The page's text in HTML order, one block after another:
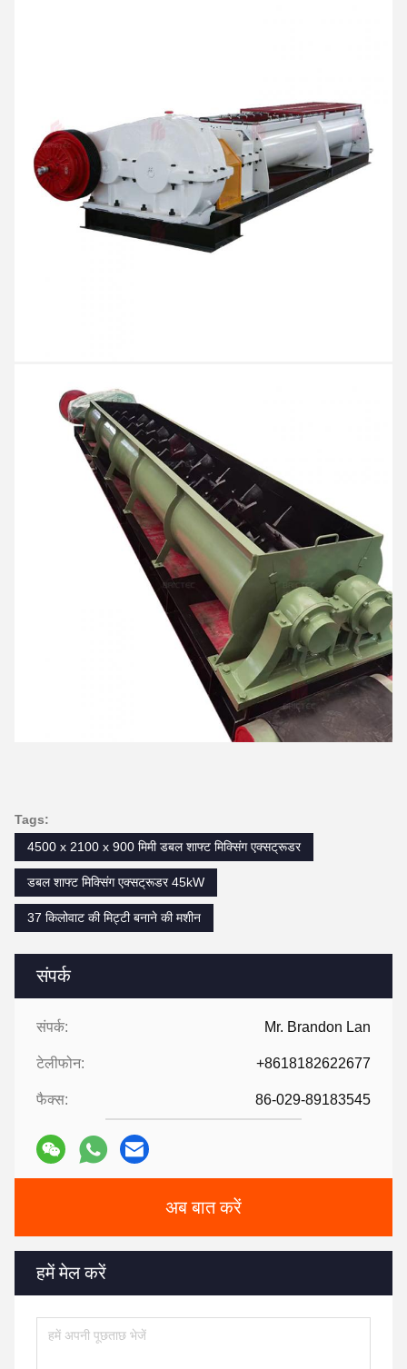
संपर्क
संपर्क: Mr. Brandon Lan
टेलीफोन: +8618182622677
फैक्स: 86-029-89183545
अब बात करें
हमें मेल करें
Tags:
4500 x 2100 x 900 मिमी डबल शाफ्ट मिक्सिंग एक्सट्रूडर
डबल शाफ्ट मिक्सिंग एक्सट्रूडर 45kW
37 किलोवाट की मिट्टी बनाने की मशीन